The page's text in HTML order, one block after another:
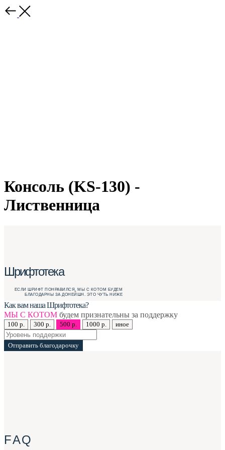
Консоль (KS-130) -
Лиственница
Шрифтотека
ЕСЛИ ШРИФТ ПОНРАВИЛСЯ, МЫ С КОТОМ БУДЕМ
БЛАГОДАРНЫ ЗА ДОНЕЙШН. ЭТО ЧУТЬ НИЖЕ
Как вам наша Шрифтотека?
МЫ С КОТОМ будем признательны за поддержку
100 р. 300 р. 500 р. 1000 р. иное
Отправить благодарочку
F A Q